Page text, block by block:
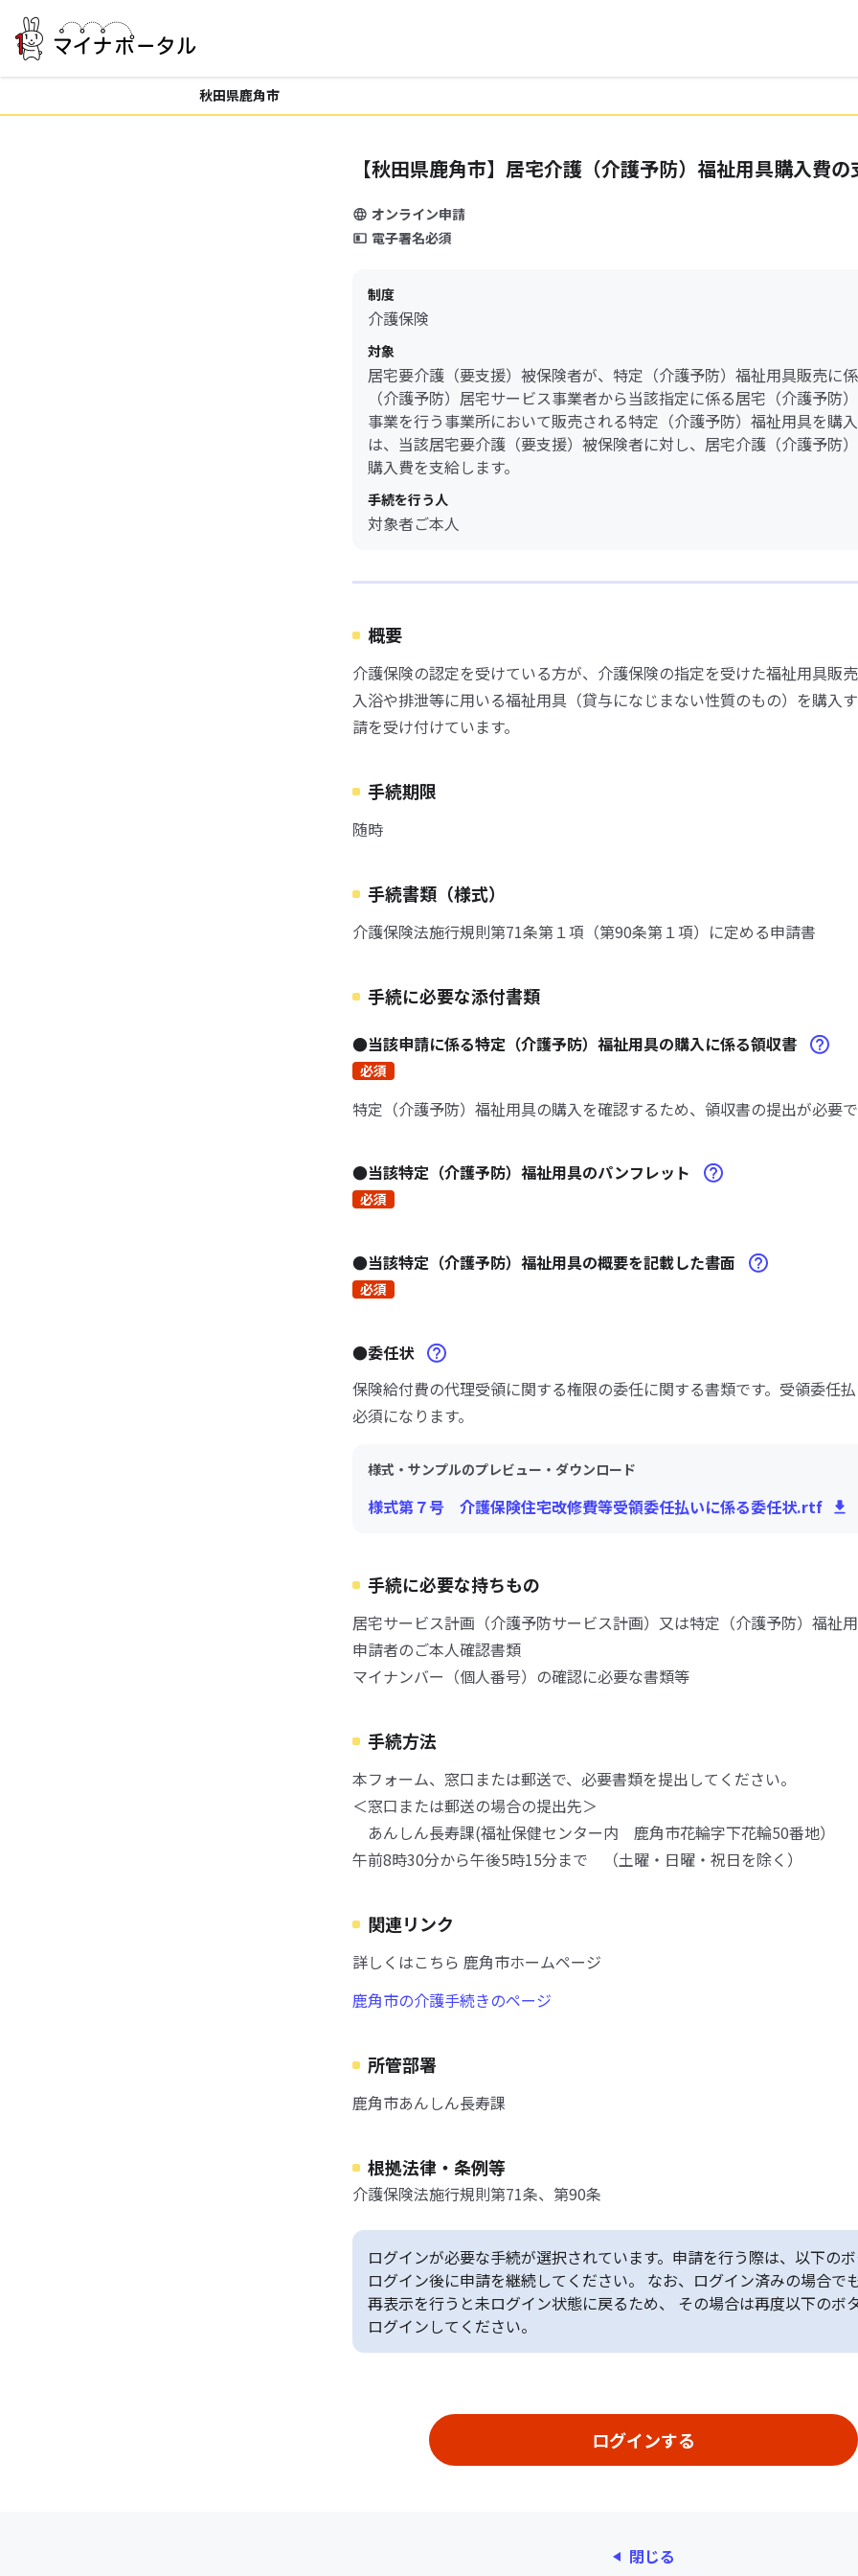
秋田県鹿角市
【秋田県鹿角市】居宅介護（介護予防）福祉用具購入費
オンライン申請
電子署名必須
制度
介護保険
対象
居宅要介護（要支援）被保険者が、特定（介護予防）福祉用具販売に
（介護予防）居宅サービス事業者から当該指定に係る居宅（介護予防
事業を行う事業所において販売される特定（介護予防）福祉用具を購
は、当該居宅要介護（要支援）被保険者に対し、居宅介護（介護予防
購入費を支給します。
手続を行う人
対象者ご本人
概要
介護保険の認定を受けている方が、介護保険の指定を受けた福祉用具販
入浴や排泄等に用いる福祉用具（貸与になじまない性質のもの）を購入
請を受け付けています。
手続期限
随時
手続書類（様式）
介護保険法施行規則第71条第１項（第90条第１項）に定める申請書
手続に必要な添付書類
●当該申請に係る特定（介護予防）福祉用具の購入に係る領収書
必須
特定（介護予防）福祉用具の購入を確認するため、領収書の提出が必要
●当該特定（介護予防）福祉用具のパンフレット
必須
●当該特定（介護予防）福祉用具の概要を記載した書面
必須
●委任状
保険給付費の代理受領に関する権限の委任に関する書類です。受領委任
必須になります。
様式・サンプルのプレビュー・ダウンロード
様式第７号 介護保険住宅改修費等受領委任払いに係る委任状.rtf
手続に必要な持ちもの
居宅サービス計画（介護予防サービス計画）又は特定（介護予防）福祉
申請者のご本人確認書類
マイナンバー（個人番号）の確認に必要な書類等
手続方法
本フォーム、窓口または郵送で、必要書類を提出してください。
＜窓口または郵送の場合の提出先＞
あんしん長寿課(福祉保健センター内 鹿角市花輪字下花輪50番地）
午前8時30分から午後5時15分まで （土曜・日曜・祝日を除く）
関連リンク
詳しくはこちら 鹿角市ホームページ
鹿角市の介護手続きのページ
所管部署
鹿角市あんしん長寿課
根拠法律・条例等
介護保険法施行規則第71条、第90条
ログインが必要な手続が選択されています。申請を行う際は、以下の
ログイン後に申請を継続してください。 なお、ログイン済みの場合で
再表示を行うと未ログイン状態に戻るため、 その場合は再度以下のボ
ログインしてください。
閉じる